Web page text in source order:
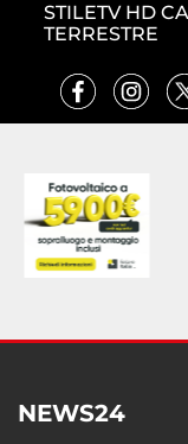
STILETV HD
TERRESTRE
NEWS24